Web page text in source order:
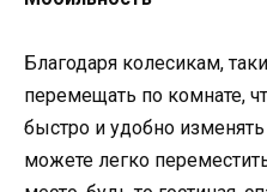
Благодаря колесикам,
перемещать по комнате,
быстро и удобно
можете легко